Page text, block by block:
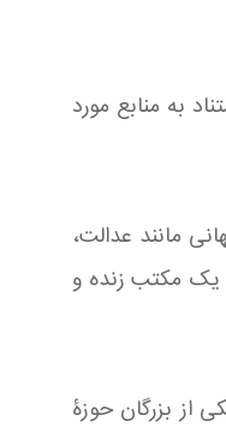
به منابع مورد
مانند عدالت،
یک مکتب زنده و
از بزرگان حوزۀ